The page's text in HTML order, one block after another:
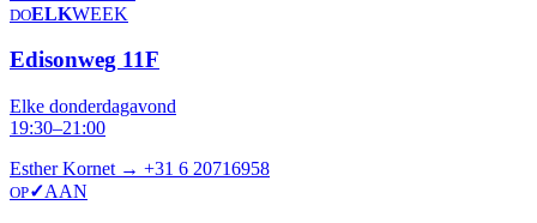
DOELKWEEK
Edisonweg 11F
Elke donderdagavond
19:30–21:00
Esther Kornet → +31 6 20716958
OP✓AAN